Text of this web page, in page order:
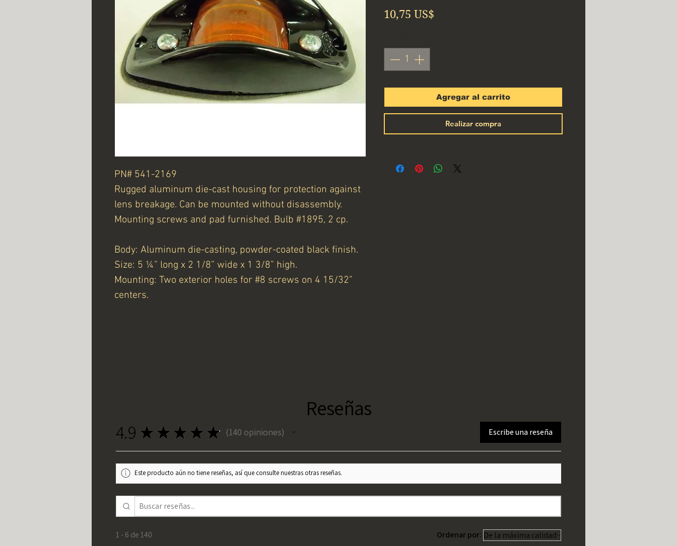
PN# 541-2169
Rugged aluminum die-cast housing for protection against
lens breakage. Can be mounted without disassembly.
Mounting screws and pad furnished. Bulb #1895, 2 cp.
Body: Aluminum die-casting, powder-coated black finish.
Size: 5 ¼” long x 2 1/8” wide x 1 3/8” high.
Mounting: Two exterior holes for #8 screws on 4 15/32”
centers.
10,75 US$
Agregar al carrito
Realizar compra
Reseñas
4.9 ★ ★ ★ ★ ★ 140 opiniones
140 Escribe una reseña
Este producto aún no tiene reseñas, así que consulte nuestras otras reseñas.
1 - 6 de 140 Ordenar por: